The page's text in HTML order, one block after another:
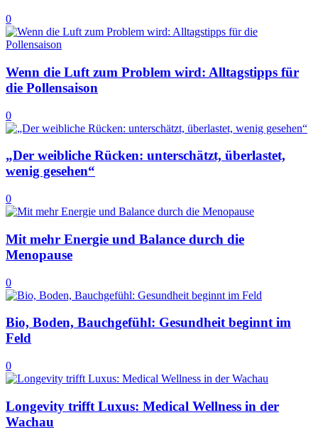
0
Wenn die Luft zum Problem wird: Alltagstipps für
die Pollensaison
0
„Der weibliche Rücken: unterschätzt, überlastet,
wenig gesehen“
0
Mit mehr Energie und Balance durch die
Menopause
0
Bio, Boden, Bauchgefühl: Gesundheit beginnt im
Feld
0
Longevity trifft Luxus: Medical Wellness in der
Wachau